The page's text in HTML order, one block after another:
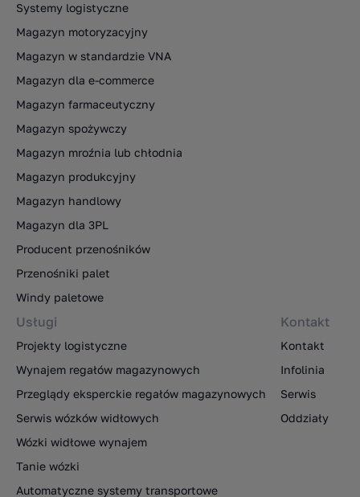
Systemy logistyczne
Magazyn motoryzacyjny
Magazyn w standardzie VNA
Magazyn dla e-commerce
Magazyn farmaceutyczny
Magazyn spożywczy
Magazyn mroźnia lub chłodnia
Magazyn produkcyjny
Magazyn handlowy
Magazyn dla 3PL
Producent przenośników
Przenośniki palet
Windy paletowe
Usługi
Projekty logistyczne
Wynajem regałów magazynowych
Przeglądy eksperckie regałów magazynowych
Serwis wózków widłowych
Wózki widłowe wynajem
Tanie wózki
Automatyczne systemy transportowe
Kontakt
Kontakt
Infolinia
Serwis
Oddziały